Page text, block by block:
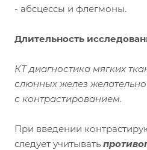
- абсцессы и флегмоны.
Длительность
КТ диагностика мягких
слюнных желез
с контрастированием.
При введении
следует учитывать